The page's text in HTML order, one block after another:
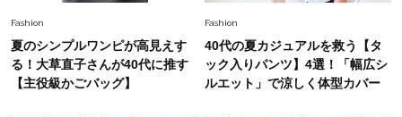
中村ゆりさん「40代になり、やっと“仕事以外の
幸福感”に目が向いた」ライフスタイルも、服も
Fashion
Fashion
夏のシンプルワンピが高見えす
る！大草直子さんが40代に推す
【主役級かごバッグ】
Fashion
40代の夏カジュアルを救う【タ
ック入りパンツ】4選！「幅広シ
ルエット」で涼しく体型カバー